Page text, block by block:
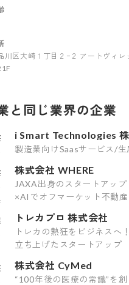
川区大崎１丁目２−２ アートヴィレ
と同じ業界の企業
i Smart Technologies
製造業向けSaasサービス/
株式会社 WHERE
JAXA出身のスタートアップ
×AIでオフマーケット不動
トレカプロ 株式会社
トレカの熱狂をビジネスへ
立ち上げたスタートアップ
株式会社 CyMed
“100年後の医療の常識”を